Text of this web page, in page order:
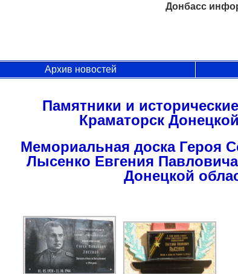
Донбасс
Архив новостей
Памятники и
Краматорск
Мемориальная доска Героя
Лысенко Евгения
Донецкой